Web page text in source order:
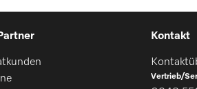
Kontakt
Vertrieb/